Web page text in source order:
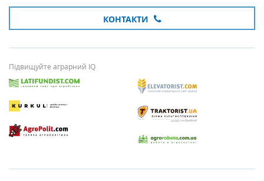
КОНТАКТИ
Підвищуйте аграрний IQ